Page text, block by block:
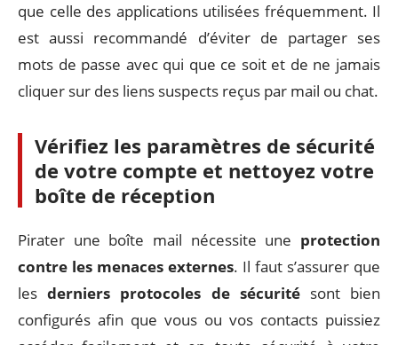
que celle des applications utilisées fréquemment. Il
est aussi recommandé d’éviter de partager ses
mots de passe avec qui que ce soit et de ne jamais
cliquer sur des liens suspects reçus par mail ou chat.
Vérifiez les paramètres de sécurité
de votre compte et nettoyez votre
boîte de réception
Pirater une boîte mail nécessite une protection
contre les menaces externes. Il faut s’assurer que
lesderniers protocoles de sécuritésont bien
configurés afin que vous ou vos contacts puissiez